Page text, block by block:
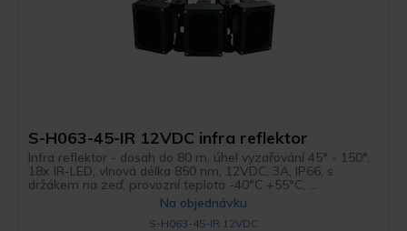
S-H063-45-IR 12VDC infra reflektor
Infra reflektor - dosah do 80 m, úhel vyzařování 45° - 150°,
18x IR-LED, vlnová délka 850 nm, 12VDC, 3A, IP66, s
držákem na zeď, provozní teplota -40°C +55°C, ...
Na objednávku
S-H063-45-IR 12VDC